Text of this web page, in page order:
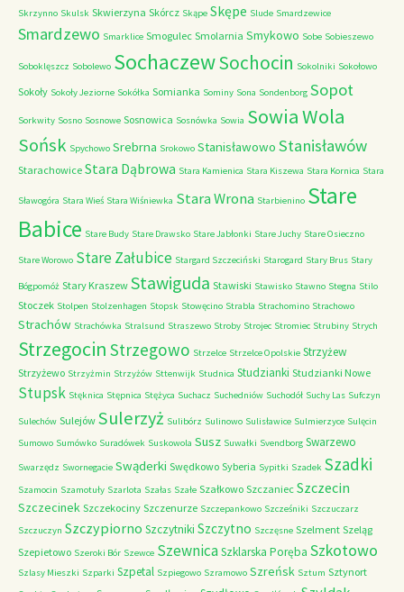
Skrzynno Skulsk Skwierzyna Skórcz Skąpe Skępe Slude Smardzewice
Smardzewo Smarklice Smogulec Smolarnia Smykowo Sobe Sobieszewo
Soboklęszcz Sobolewo SochaczewSochocin Sokolniki Sokołowo
Sokoły Sokoły Jeziorne Sokółka Somianka Sominy Sona Sondenborg Sopot
Sorkwity Sosno Sosnowe Sosnowica Sosnówka Sowia Sowia Wola
Sońsk Spychowo Srebrna Srokowo Stanisławowo Stanisławów
Starachowice Stara Dąbrowa Stara Kamienica Stara Kiszewa Stara Kornica Stara
Sławogóra Stara Wieś Stara Wiśniewka Stara Wrona Starbienino Stare
Babice Stare Budy Stare Drawsko Stare Jabłonki Stare Juchy Stare Osieczno
Stare Worowo Stare Załubice Stargard Szczeciński Starogard Stary Brus Stary
Bógpomóż Stary Kraszew Stawiguda Stawiski Stawisko Stawno Stegna Stilo
Stoczek Stolpen Stolzenhagen Stopsk Stowęcino Strabla Strachomino Strachowo
Strachów Strachówka Stralsund Straszewo Stroby Strojec Stromiec Strubiny Strych
Strzegocin Strzegowo Strzelce Strzelce Opolskie Strzyżew
Strzyżewo Strzyżmin Strzyżów Sttenwijk Studnica Studzianki Studzianki Nowe
Stupsk Stęknica Stępnica Stężyca Suchacz Suchedniów Suchodół Suchy Las Sufczyn
Sulechów Sulejów Sulerzyż Sulibórz Sulinowo Sulisławice Sulmierzyce Sulęcin
Sumowo Sumówko Suradówek Suskowola Susz Suwałki Svendborg Swarzewo
Swarzędz Swornegacie Swąderki Swędkowo Syberia Sypitki Szadek Szadki
Szamocin Szamotuły Szarlota Szałas Szałe Szałkowo Szczaniec Szczecin
Szczecinek Szczekociny Szczenurze Szczepankowo Szcześniki Szczuczarz
Szczuczyn Szczypiorno Szczytniki Szczytno Szczęsne Szelment Szeląg
Szepietowo Szeroki Bór Szewce SzewnicaSzklarska Poręba Szkotowo
Szlasy Mieszki Szparki Szpetal Szpiegowo Szramowo Szreńsk Sztum Sztynort